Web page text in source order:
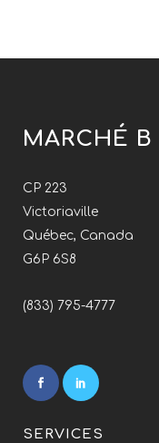
MARCHÉ B
CP 223
Victoriaville
Québec, Canada
G6P 6S8
(833) 795-4777
SERVICES